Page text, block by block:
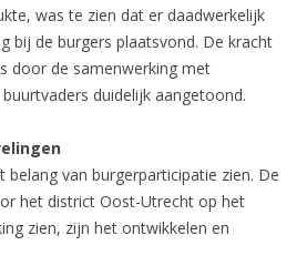
was te zien dat er daadwerkelijk
bij de burgers plaatsvond. De kracht
door de samenwerking met
duidelijk aangetoond.
belang van burgerparticipatie zien. De
het district Oost-Utrecht op het
zien, zijn het ontwikkelen en